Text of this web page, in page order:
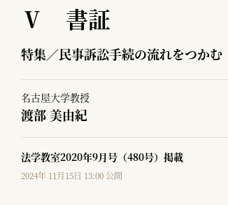
Ⅴ 書証
特集／民事訴訟手続の流れをつかむ
名古屋大学教授
渡部 美由紀
法学教室2020年9月号（480号）掲載
2024年 11月15日 13:00 公開